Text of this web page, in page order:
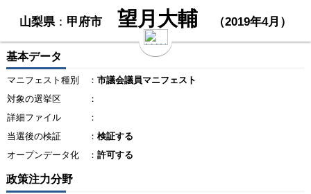
山梨県： 甲府市 望月大輔 （2019年4月）
基本データ
マニフェスト種別 ： 市議会議員マニフェスト
対象の選挙区
：
詳細ファイル
：
当選後の検証
： 検証する
オープンデータ化
： 許可する
政策注力分野